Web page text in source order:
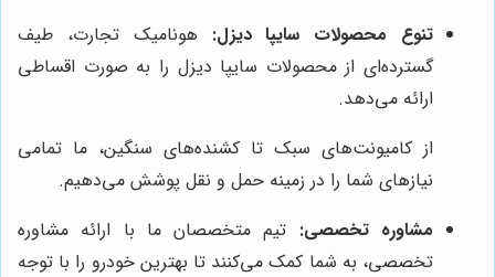
تنوع محصولات سایپا دیزل: هونامیک تجارت، طیف
گسترده‌ای از محصولات سایپا دیزل را به صورت اقساطی
ارائه می‌دهد.
از کامیونت‌های سبک تا کشنده‌های سنگین، ما تمامی
نیازهای شما را در زمینه حمل و نقل پوشش می‌دهیم.
مشاوره تخصصی: تیم متخصصان ما با ارائه مشاوره
تخصصی، به شما کمک می‌کنند تا بهترین خودرو را با توجه